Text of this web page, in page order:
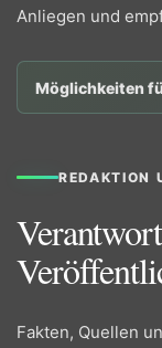
Anliegen und
Möglichkeiten
REDAKTION
Fakten, Quellen